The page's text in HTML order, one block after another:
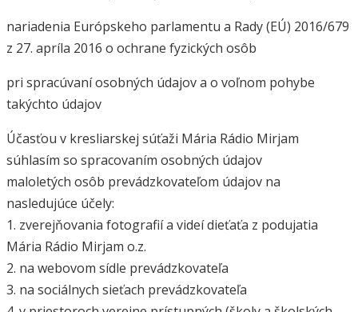
nariadenia Európskeho parlamentu a Rady (EÚ) 2016/679
z 27. apríla 2016 o ochrane fyzických osôb
pri spracúvaní osobných údajov a o voľnom pohybe
takýchto údajov
Účasťou v kresliarskej súťaži Mária Rádio Mirjam
súhlasím so spracovaním osobných údajov
maloletých osôb prevádzkovateľom údajov na
nasledujúce účely:
1. zverejňovania fotografií a videí dieťaťa z podujatia
Mária Rádio Mirjam o.z.
2. na webovom sídle prevádzkovateľa
3. na sociálnych sieťach prevádzkovateľa